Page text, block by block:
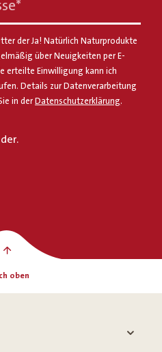
*
der Ja! Natürlich Naturprodukte
über Neuigkeiten per E-
erteilte Einwilligung kann ich
Details zur Datenverarbeitung
in derDatenschutzerklärung.
oben